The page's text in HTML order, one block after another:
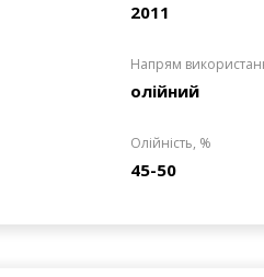
2011
Напрям
олійний
Олійність, %
45-50